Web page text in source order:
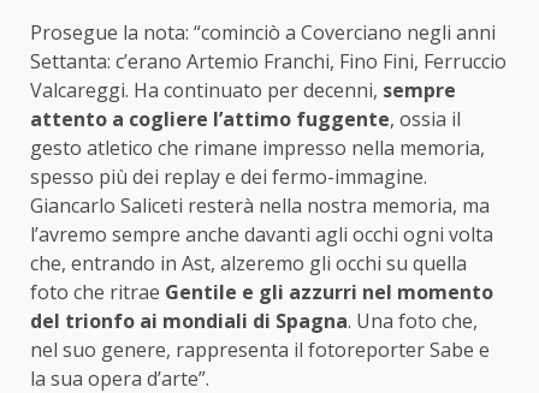
Prosegue la nota: “cominciò a Coverciano negli anni
Settanta: c’erano Artemio Franchi, Fino Fini, Ferruccio
Valcareggi. Ha continuato per decenni, sempre
attento a cogliere l’attimo fuggente, ossia il
gesto atletico che rimane impresso nella memoria,
spesso più dei replay e dei fermo-immagine.
Giancarlo Saliceti resterà nella nostra memoria, ma
l’avremo sempre anche davanti agli occhi ogni volta
che, entrando in Ast, alzeremo gli occhi su quella
foto che ritrae Gentile e gli azzurri nel momento
del trionfo ai mondiali di Spagna. Una foto che,
nel suo genere, rappresenta il fotoreporter Sabe e
la sua opera d’arte”.